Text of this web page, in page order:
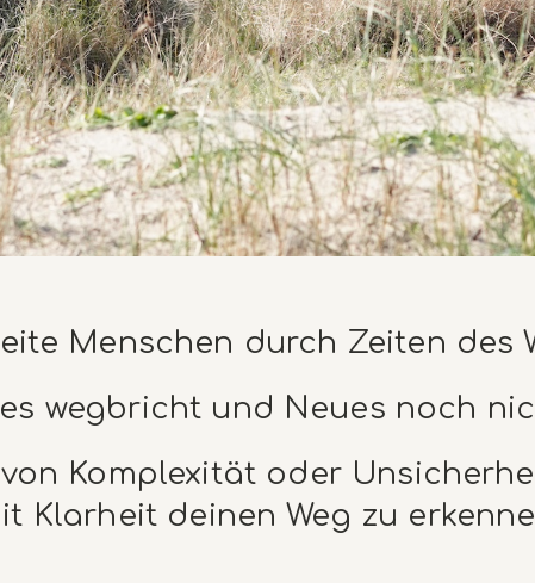
Menschen durch Zeiten des
wegbricht und Neues noch
Komplexität oder
Klarheit deinen Weg zu